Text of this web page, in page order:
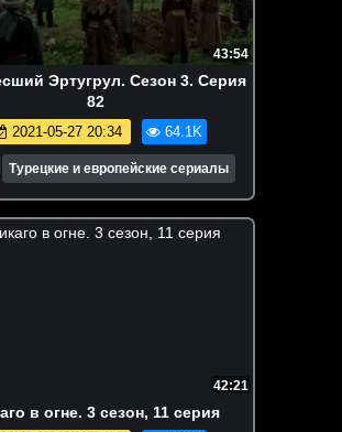
43:54
Эртугрул. Сезон 3. Серия
82
2021-05-27 20:34 64.1K
Турецкие и европейские сериалы
42:21
в огне. 3 сезон, 11 серия